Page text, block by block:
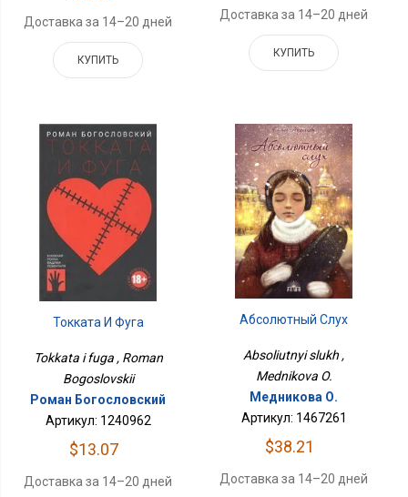
Доставка за 14–20 дней
КУПИТЬ
Доставка за 14–20 дней
КУПИТЬ
Токката И Фуга
Tokkata i fuga , Roman
Bogoslovskii
Роман Богословский
Артикул: 1240962
$13.07
Доставка за 14–20 дней
Абсолютный Слух
Absoliutnyi slukh ,
Mednikova O.
Медникова О.
Артикул: 1467261
$38.21
Доставка за 14–20 дней